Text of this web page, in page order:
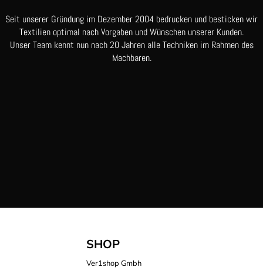
Seit unserer Gründung im Dezember 2004 bedrucken und besticken wir
Textilien optimal nach Vorgaben und Wünschen unserer Kunden.
Unser Team kennt nun nach 20 Jahren alle Techniken im Rahmen des
Machbaren.
SHOP
Ver1shop Gmbh